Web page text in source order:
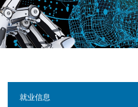
就业信息